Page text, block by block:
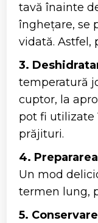
tavă înainte
înghețare, se
vidată. Astfel,
3.
temperatură
cuptor, la
pot fi utilizate
prăjituri.
4.
Un mod
termen lung,
5.